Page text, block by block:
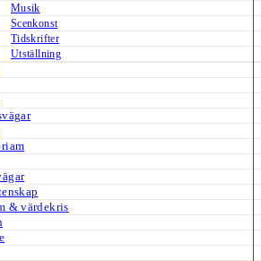
Musik
Scenkonst
Tidskrifter
Utställning
& värdekris